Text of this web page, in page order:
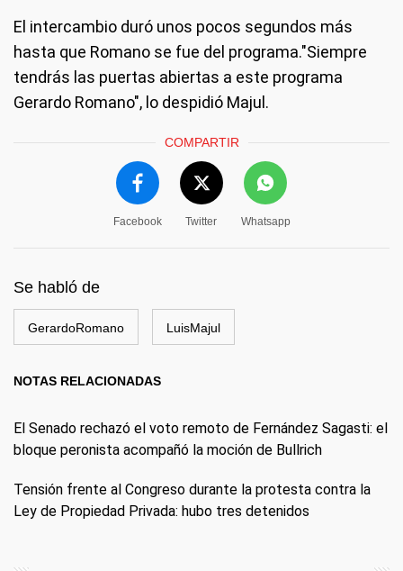
El intercambio duró unos pocos segundos más
hasta que Romano se fue del programa."Siempre
tendrás las puertas abiertas a este programa
Gerardo Romano", lo despidió Majul.
COMPARTIR
Facebook Twitter Whatsapp
Se habló de
GerardoRomano LuisMajul
NOTAS RELACIONADAS
El Senado rechazó el voto remoto de Fernández Sagasti: el
bloque peronista acompañó la moción de Bullrich
Tensión frente al Congreso durante la protesta contra la
Ley de Propiedad Privada: hubo tres detenidos